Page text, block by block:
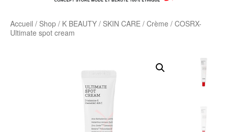
Accueil / Shop / K BEAUTY / SKIN CARE / Crème / COSRX-
Ultimate spot cream